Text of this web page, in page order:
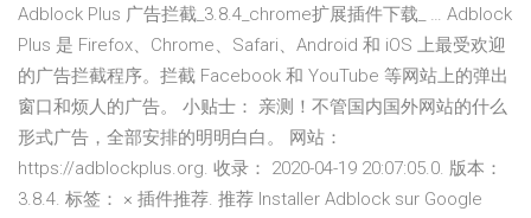
Adblock Plus 广告拦截_3.8.4_chrome扩展插件下载_ … Adblock
Plus 是 Firefox、Chrome、Safari、Android 和 iOS 上最受欢迎
的广告拦截程序。拦截 Facebook 和 YouTube 等网站上的弹出
窗口和烦人的广告。 小贴士： 亲测！不管国内国外网站的什么
形式广告，全部安排的明明白白。 网站：
https://adblockplus.org. 收录： 2020-04-19 20:07:05.0. 版本：
3.8.4. 标签： × 插件推荐. 推荐 Installer Adblock sur Google